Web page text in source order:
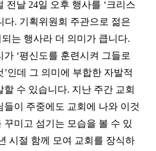
전날 24일 오후 행사를 ‘크리스
다. 기획위원회 주관으로 젊은
는 행사라 더 의미가 큽니다.
가 ‘평신도를 훈련시켜 그들로
’인데 그 의미에 부합한 자발적
할 수 있습니다. 지난 주간 교회
들이 주중에도 교회에 나와 이것
미고 섬기는 모습을 볼 수 있
시절 함께 모여 교회를 장식하